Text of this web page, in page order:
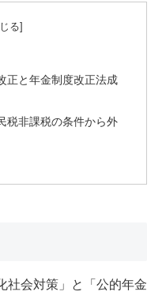
正と年金制度改正法成
税非課税の条件から外
社会対策」と「公的年金